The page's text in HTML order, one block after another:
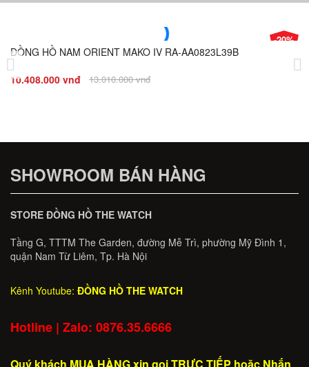
-20%
ĐỒNG HỒ NAM ORIENT MAKO IV RA-AA0823L39B
10.408.000 vnđ
13.010.000 vnđ
SHOWROOM BÁN HÀNG
STORE ĐỒNG HỒ THE WATCH
Tầng G, TTTM The Garden, đường Mễ Trì, phường Mỹ Đình 1,
quận Nam Từ Liêm, Tp. Hà Nội
Kênh Youtube: ĐỒNG HỒ THE WATCH
Hotline | Zalo: 0876.35.6666